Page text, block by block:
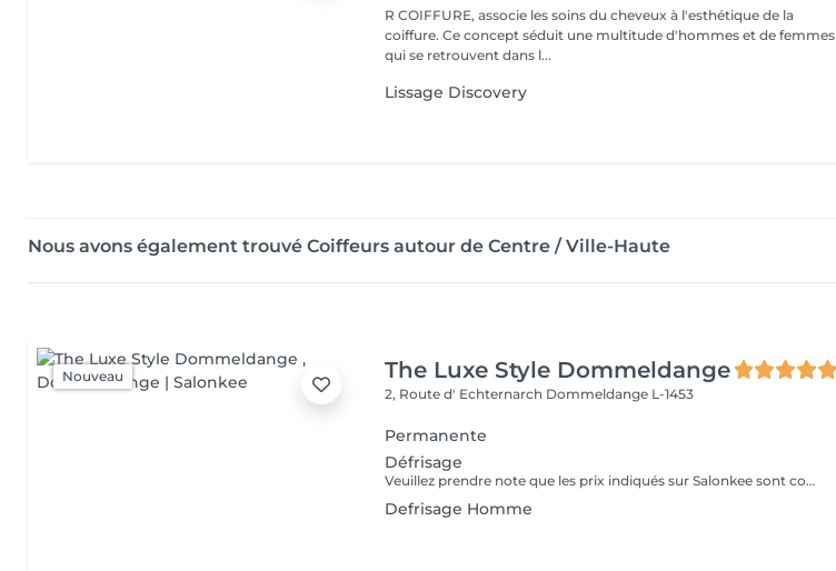
R COIFFURE, associe les soins du cheveux à l'esthétique de la
coiffure. Ce concept séduit une multitude d'hommes et de femmes
qui se retrouvent dans l...
Lissage Discovery
Nous avons également trouvé Coiffeurs autour de Centre / Ville-Haute
Nouveau The Luxe Style Dommeldange
2, Route d' Echternarch Dommeldange L-1453
Permanente
Défrisage
Veuillez prendre note que les prix indiqués sur Salonkee sont communiqués à titre informatif et s'entendent de base. Ces derniers sont susceptibles de varier selon le diagnostic réalisé à votre arrivée au salon et l'expertise du professionnel à qui vous confiez votre beauté. Dans tous les cas, un devis précis vous sera proposé et toutes réalisations de prestations seront effectuées avec votre accord. Un grand merci d'avance pour votre compréhension. Au plaisir de vous recevoir très vite.
Defrisage Homme